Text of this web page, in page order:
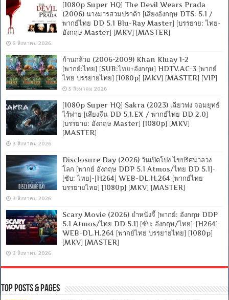
[1080p Super HQ] The Devil Wears Prada
(2006) นางมารสวมปราด้า [เสียงอังกฤษ DTS: 5.1 /
พากย์ไทย DD 5.1 Blu-Ray Master] [บรรยาย: ไทย-
อังกฤษ Master] [MKV] [MASTER]
6 สิงหาคม 2026
ก้านกล้วย (2006-2009) Khan Kluay 1-2
[พากย์:ไทย] [SUB:ไทย+อังกฤษ] HDTV.AC-3 [พากย์
ไทย บรรยายไทย] [1080p] [MKV] [MASTER] [VIP]
5 สิงหาคม 2026
[1080p Super HQ] Sakra (2023) เฉียวฟง จอมยุทธ์
ไร้พ่าย [เสียงจีน DD 5.1.EX / พากย์ไทย DD 2.0]
[บรรยาย: อังกฤษ Master] [1080p] [MKV]
[MASTER]
3 สิงหาคม 2026
Disclosure Day (2026) วันเปิดโปง ไขปริศนาลวง
โลก [พากย์ อังกฤษ DDP 5.1 Atmos/ไทย DD 5.1]-
[ซับ: ไทย]-[H264] WEB-DL.H.264 [พากย์ไทย
บรรยายไทย] [1080p] [MKV] [MASTER]
3 สิงหาคม 2026
Scary Movie (2026) ยำหนังจี้ [พากย์: อังกฤษ DDP
5.1 Atmos/ไทย DD 5.1] [ซับ: อังกฤษ/ไทย]-[H264]-
WEB-DL.H.264 [พากย์ไทย บรรยายไทย] [1080p]
[MKV] [MASTER]
3 สิงหาคม 2026
Top Posts & Pages